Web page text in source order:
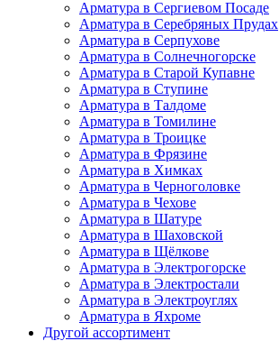
Арматура в Сергиевом Посаде
Арматура в Серебряных Прудах
Арматура в Серпухове
Арматура в Солнечногорске
Арматура в Старой Купавне
Арматура в Ступине
Арматура в Талдоме
Арматура в Томилине
Арматура в Троицке
Арматура в Фрязине
Арматура в Химках
Арматура в Черноголовке
Арматура в Чехове
Арматура в Шатуре
Арматура в Шаховской
Арматура в Щёлкове
Арматура в Электрогорске
Арматура в Электростали
Арматура в Электроуглях
Арматура в Яхроме
Другой ассортимент